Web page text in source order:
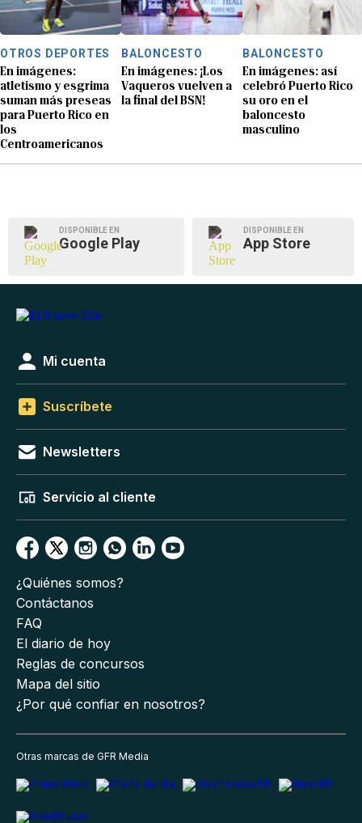
OTROS DEPORTES
En imágenes:
atletismo y esgrima
suman más preseas
para Puerto Rico en
los
Centroamericanos
BALONCESTO
En imágenes: ¡Los
Vaqueros vuelven a
la final del BSN!
BALONCESTO
En imágenes: así
celebró Puerto Rico
su oro en el
baloncesto
masculino
DISPONIBLE EN
Google Play
DISPONIBLE EN
App Store
Mi cuenta
Suscríbete
Newsletters
Servicio al cliente
¿Quiénes somos?
Contáctanos
FAQ
El diario de hoy
Reglas de concursos
Mapa del sitio
¿Por qué confiar en nosotros?
Otras marcas de GFR Media